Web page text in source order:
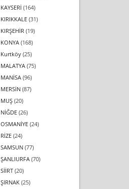
KAYSERİ (164)
KIRIKKALE(31)
KIRŞEHİR (19)
KONYA(168)
Kurtköy(25)
MALATYA(75)
MANİSA(96)
MERSİN(87)
MUŞ(20)
NİĞDE(26)
OSMANİYE(24)
RİZE(24)
SAMSUN(77)
ŞANLIURFA(70)
SİİRT(20)
ŞIRNAK(25)